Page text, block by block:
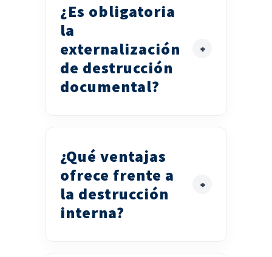
¿Es obligatoria
la
externalización
de destrucción
documental?
¿Qué ventajas
ofrece frente a
la destrucción
interna?